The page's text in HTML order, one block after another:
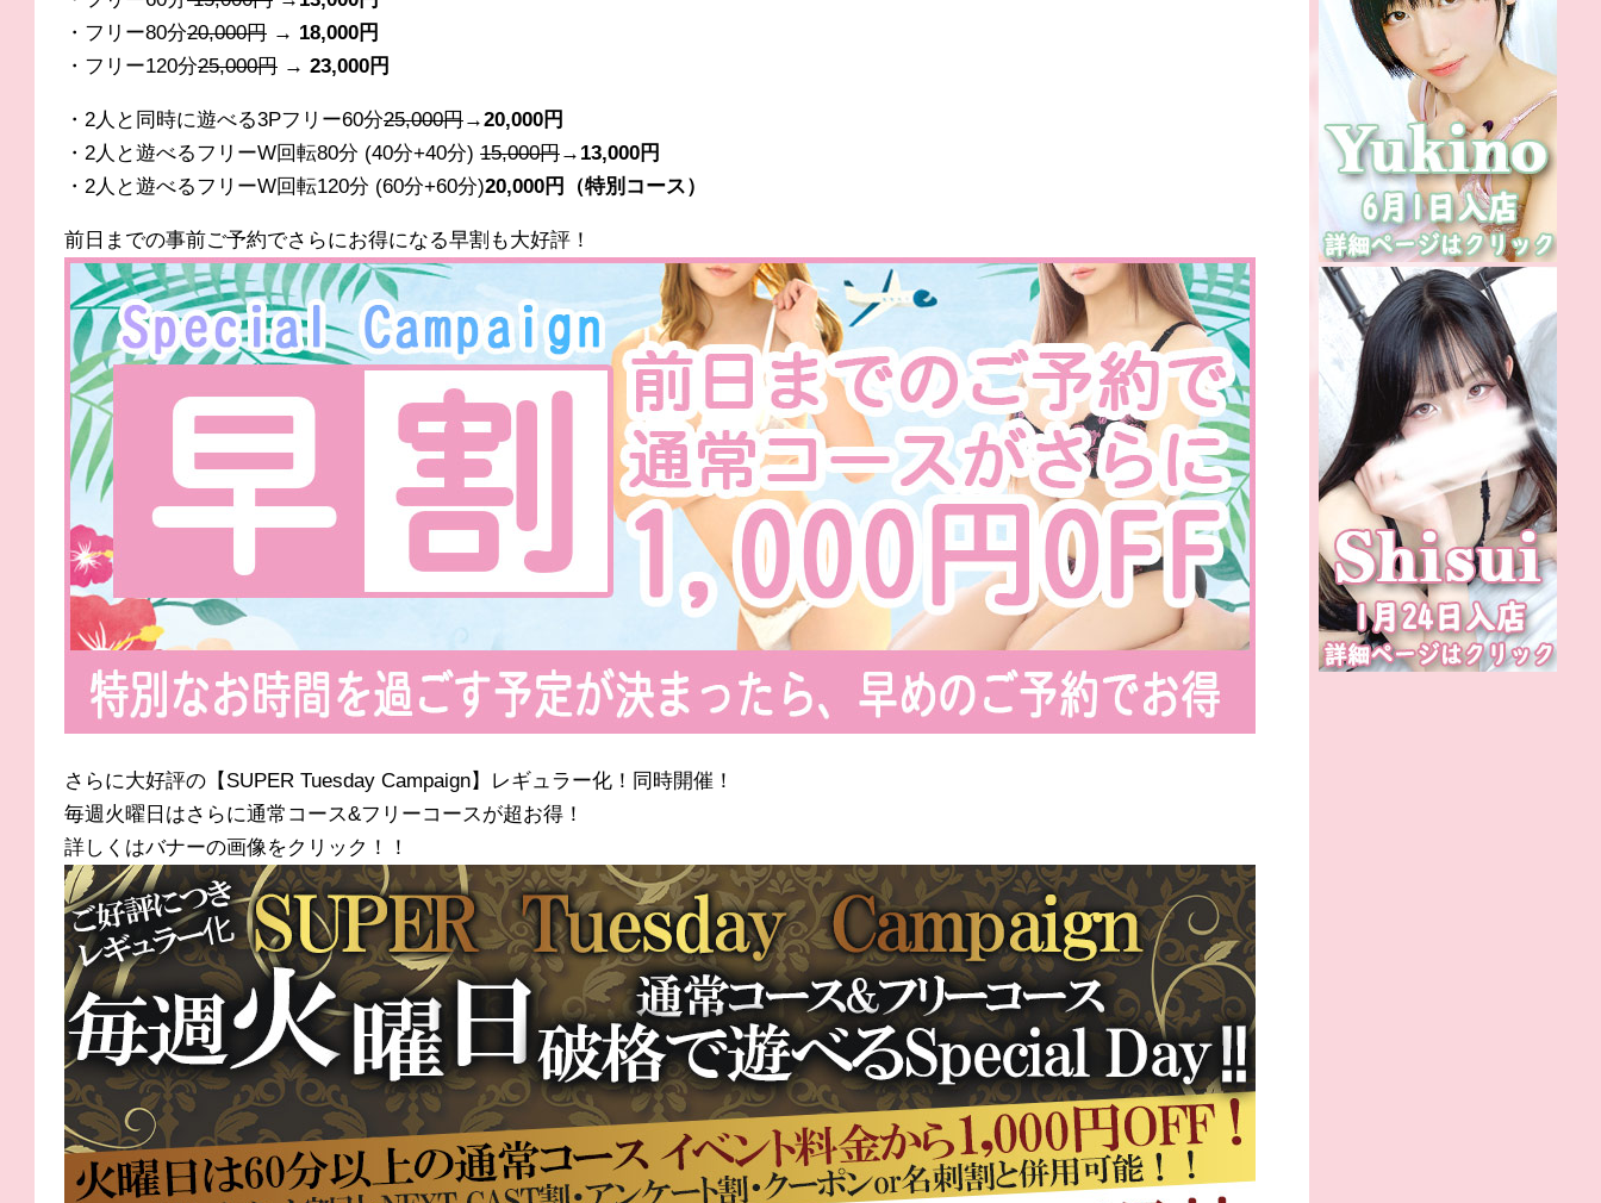
・フリー80分20,000円 → 18,000円
・フリー120分25,000円 → 23,000円
・2人と同時に遊べる3Pフリー60分25,000円→20,000円
・2人と遊べるフリーW回転80分 (40分+40分) 15,000円→ 13,000円
・2人と遊べるフリーW回転120分 (60分+60分)20,000円（特別コース）
前日までの事前ご予約でさらにお得になる早割も大好評！
さらに大好評の【SUPER Tuesday Campaign】レギュラー化！同時開催！
毎週火曜日はさらに通常コース&フリーコースが超お得！
詳しくはバナーの画像をクリック！！